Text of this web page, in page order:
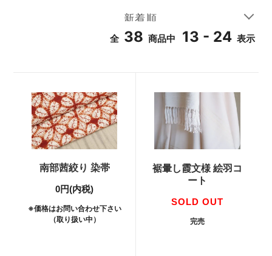
全 38 商品中 13 - 24 表示
南部茜絞り 染帯
0円(内税)
※価格はお問い合わせ下さい
（取り扱い中）
裾暈し霞文様 絵羽コ
ート
SOLD OUT
完売